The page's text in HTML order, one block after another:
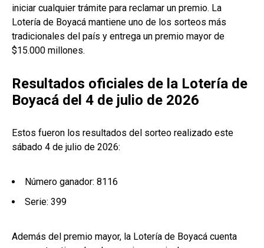
iniciar cualquier trámite para reclamar un premio. La
Lotería de Boyacá mantiene uno de los sorteos más
tradicionales del país y entrega un premio mayor de
$15.000 millones.
Resultados oficiales de la Lotería de
Boyacá del 4 de julio de 2026
Estos fueron los resultados del sorteo realizado este
sábado 4 de julio de 2026:
Número ganador: 8116
Serie: 399
Además del premio mayor, la Lotería de Boyacá cuenta